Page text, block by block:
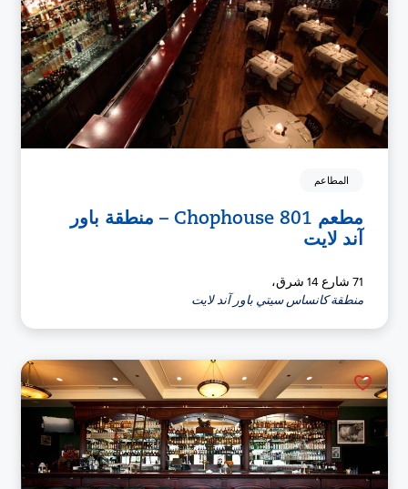
المطاعم
مطعم 801 Chophouse – منطقة باور
آند لايت
71 شارع 14 شرق،
منطقة كانساس سيتي باور آند لايت